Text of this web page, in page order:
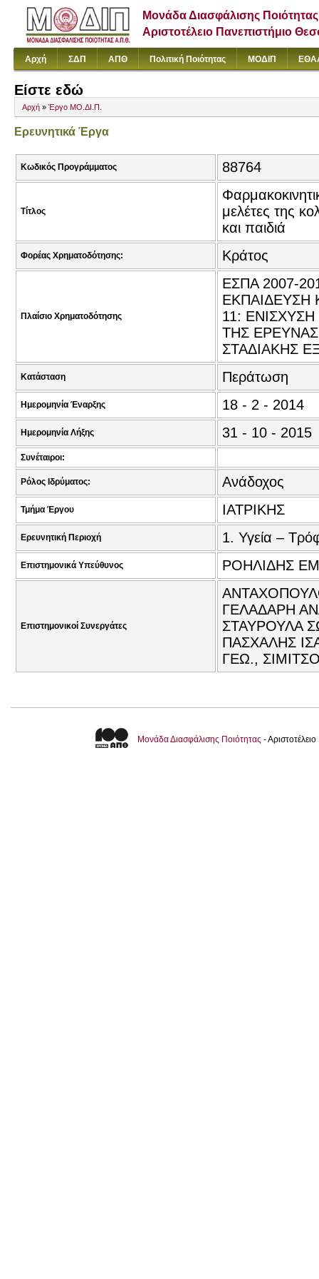
Μονάδα Διασφάλισης Ποιότητας
Αριστοτέλειο Πανεπιστήμιο
Αρχή ΣΔΠ ΑΠΘ Πολιτική Ποιότητας ΜΟΔΙΠ
Είστε εδώ
Αρχή » Έργο ΜΟ.ΔΙ.Π.
Ερευνητικά Έργα
Κωδικός Προγράμματος 88764
Τίτλος
μελέτες της
και παιδιά
Φορέας Χρηματοδότησης: Κράτος
Πλαίσιο Χρηματοδότησης
ΕΣΠΑ 2007-
ΕΚΠΑΙΔΕΥΣΗ
11:
ΤΗΣ ΕΡΕΥΝΑΣ
ΣΤΑΔΙΑΚΗΣ
Κατάσταση Περάτωση
Ημερομηνία Έναρξης 18 - 2 - 2014
Ημερομηνία Λήξης 31 - 10 - 2015
Συνέταιροι:
Ρόλος Ιδρύματος: Ανάδοχος
Τμήμα Έργου ΙΑΤΡΙΚΗΣ
Ερευνητική Περιοχή 1. Υγεία –
Επιστημονικά Υπεύθυνος ΡΟΗΛΙΔΗΣ
Επιστημονικοί Συνεργάτες
ΓΕΛΑΔΑΡΗ
ΣΤΑΥΡΟΥΛΑ
ΠΑΣΧΑΛΗΣ
ΓΕΩ.,
Μονάδα Διασφάλισης Ποιότητας -